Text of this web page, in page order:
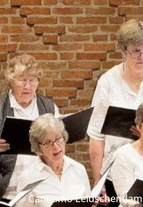
Cantiamo Leidschendam